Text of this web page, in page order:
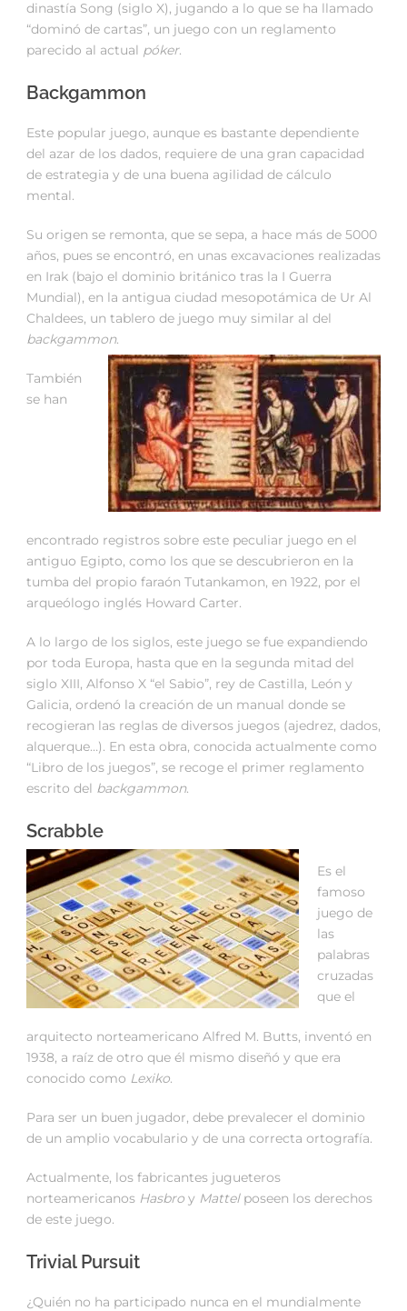
dinastía Song (siglo X), jugando a lo que se ha llamado
“dominó de cartas”, un juego con un reglamento
parecido al actual póker.
Backgammon
Este popular juego, aunque es bastante dependiente
del azar de los dados, requiere de una gran capacidad
de estrategia y de una buena agilidad de cálculo
mental.
Su origen se remonta, que se sepa, a hace más de 5000
años, pues se encontró, en unas excavaciones realizadas
en Irak (bajo el dominio británico tras la I Guerra
Mundial), en la antigua ciudad mesopotámica de Ur Al
Chaldees, un tablero de juego muy similar al del
backgammon.
También
se han
encontrado registros sobre este peculiar juego en el
antiguo Egipto, como los que se descubrieron en la
tumba del propio faraón Tutankamon, en 1922, por el
arqueólogo inglés Howard Carter.
A lo largo de los siglos, este juego se fue expandiendo
por toda Europa, hasta que en la segunda mitad del
siglo XIII, Alfonso X “el Sabio”, rey de Castilla, León y
Galicia, ordenó la creación de un manual donde se
recogieran las reglas de diversos juegos (ajedrez, dados,
alquerque…). En esta obra, conocida actualmente como
“Libro de los juegos”, se recoge el primer reglamento
escrito del backgammon.
Scrabble
Es el
famoso
juego de
las
palabras
cruzadas
que el
arquitecto norteamericano Alfred M. Butts, inventó en
1938, a raíz de otro que él mismo diseñó y que era
conocido como Lexiko.
Para ser un buen jugador, debe prevalecer el dominio
de un amplio vocabulario y de una correcta ortografía.
Actualmente, los fabricantes jugueteros
norteamericanos Hasbro y Mattelposeen los derechos
de este juego.
Trivial Pursuit
¿Quién no ha participado nunca en el mundialmente